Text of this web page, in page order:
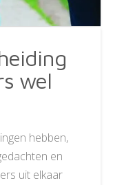
wel
hebben,
en
uit elkaar